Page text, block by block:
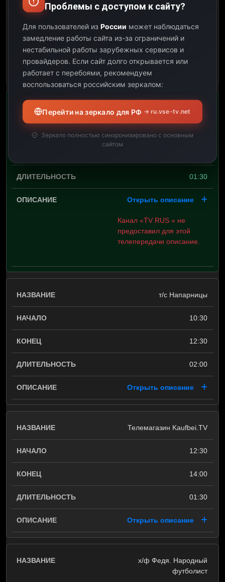
Открыть описание
Телемагазин Kaufbei.TV
01:30
Открыть описание
Канал «TV RUS » не
предоставил для этой
телепередачи описание.
т/с Напарницы
10:30
12:30
02:00
Открыть описание
Телемагазин Kaufbei.TV
12:30
14:00
01:30
Открыть описание
х/ф Федя. Народный
футболист
Проблемы с доступом к сайту?
Для пользователей из России может наблюдаться
замедление работы сайта из-за ограничений и
нестабильной работы зарубежных сервисов и
провайдеров. Если сайт долго открывается или
работает с перебоями, рекомендуем
воспользоваться российским зеркалом:
Перейти на зеркало для РФ → ru.vse-tv.net
Зеркало полностью синхронизировано с основным
сайтом